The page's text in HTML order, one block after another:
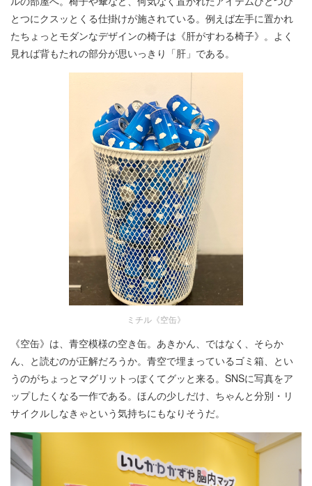
とつにクスッとくる仕掛けが施されている。例えば左手に置かれ
たちょっとモダンなデザインの椅子は《肝がすわる椅子》。よく
見れば背もたれの部分が思いっきり「肝」である。
ミチル《空缶》
《空缶》は、青空模様の空き缶。あきかん、ではなく、そらか
ん、と読むのが正解だろうか。青空で埋まっているゴミ箱、とい
うのがちょっとマグリットっぽくてグッと来る。SNSに写真をア
ップしたくなる一作である。ほんの少しだけ、ちゃんと分別・リ
サイクルしなきゃという気持ちにもなりそうだ。